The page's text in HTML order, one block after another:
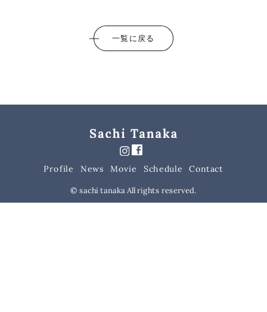
一覧に戻る
Profile News Movie Schedule Contact
© sachi tanaka All rights reserved.